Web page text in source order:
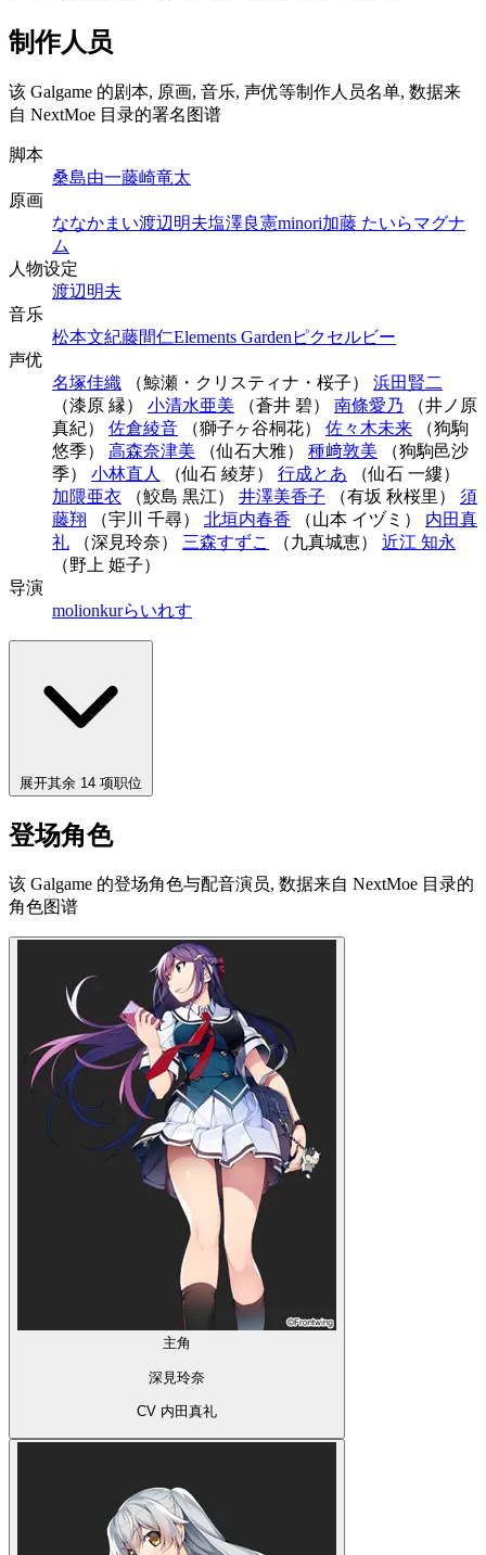
制作人员
该 Galgame 的剧本, 原画, 音乐, 声优等制作人员名单, 数据来
自 NextMoe 目录的署名图谱
脚本
桑島由一藤崎竜太
原画
ななかまい渡辺明夫塩澤良憲minori加藤 たいらマグナ
ム
人物设定
渡辺明夫
音乐
松本文紀藤間仁Elements Garden ピクセルビー
声优
名塚佳織 （鯨瀬・クリスティナ・桜子） 浜田賢二
（漆原 縁） 小清水亜美 （蒼井 碧） 南條愛乃 （井ノ原
真紀） 佐倉綾音 （獅子ヶ谷桐花） 佐々木未来 （狗駒
悠季） 高森奈津美 （仙石大雅） 種﨑敦美 （狗駒邑沙
季） 小林直人 （仙石 綾芽） 行成とあ （仙石 一縷）
加隈亜衣 （鮫島 黒江） 井澤美香子 （有坂 秋桜里） 須
藤翔 （宇川 千尋） 北垣内春香 （山本 イヅミ） 内田真
礼 （深見玲奈） 三森すずこ （九真城恵） 近江 知永
（野上 姫子）
导演
molionkurらいれす
展开其余 14 项职位
登场角色
该 Galgame 的登场角色与配音演员, 数据来自 NextMoe 目录的
角色图谱
主角
深見玲奈
CV 内田真礼